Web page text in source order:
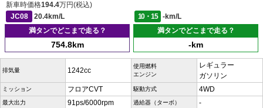
新車時価格194.4万円(税込)
JC08
20.4km/L 10・15
-km/L
満タンでどこまで走る？
754.8km
満タンでどこまで走る？
-km
排気量 1242cc
使用燃料
エンジン
レギュラー
ガソリン
ミッション フロアCVT 駆動方式 4WD
最大出力 91ps/6000rpm 過給器（ターボ） -